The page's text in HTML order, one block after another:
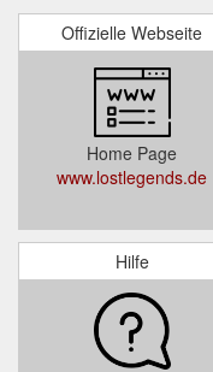
Offizielle Webseite
Home Page
www.lostlegends.de
Hilfe